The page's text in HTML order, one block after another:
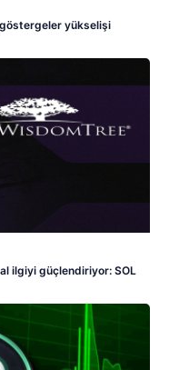
göstergeler yükselişi
ilgiyi güçlendiriyor: SOL